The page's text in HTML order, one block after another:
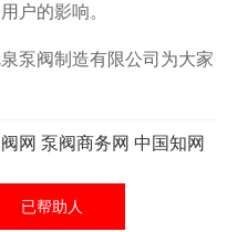
户的影响。
阀制造有限公司为大家
网 泵阀商务网 中国知网
已帮助 人